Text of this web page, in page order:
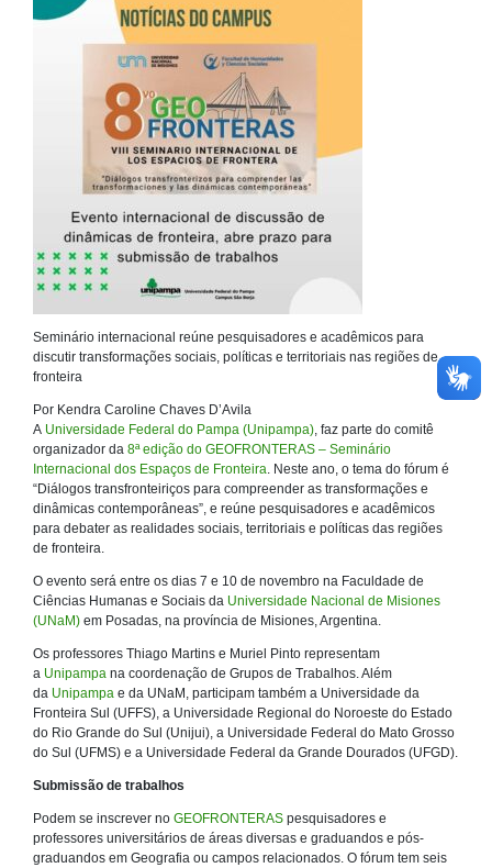
Seminário internacional reúne pesquisadores e acadêmicos para
discutir transformações sociais, políticas e territoriais nas regiões de
fronteira
Por Kendra Caroline Chaves D’Avila
A Universidade Federal do Pampa (Unipampa), faz parte do comitê
organizador da 8ª edição do GEOFRONTERAS – Seminário
Internacional dos Espaços de Fronteira. Neste ano, o tema do fórum é
“Diálogos transfronteiriços para compreender as transformações e
dinâmicas contemporâneas”, e reúne pesquisadores e acadêmicos
para debater as realidades sociais, territoriais e políticas das regiões
de fronteira.
O evento será entre os dias 7 e 10 de novembro na Faculdade de
Ciências Humanas e Sociais da Universidade Nacional de Misiones
(UNaM) em Posadas, na província de Misiones, Argentina.
Os professores Thiago Martins e Muriel Pinto representam
a Unipampa na coordenação de Grupos de Trabalhos. Além
da Unipampa e da UNaM, participam também a Universidade da
Fronteira Sul (UFFS), a Universidade Regional do Noroeste do Estado
do Rio Grande do Sul (Unijui), a Universidade Federal do Mato Grosso
do Sul (UFMS) e a Universidade Federal da Grande Dourados (UFGD).
Submissão de trabalhos
Podem se inscrever no GEOFRONTERAS pesquisadores e
professores universitários de áreas diversas e graduandos e pós-
graduandos em Geografia ou campos relacionados. O fórum tem seis